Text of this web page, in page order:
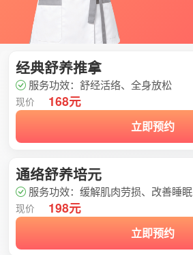
经典舒养推拿
服务功效：舒经活络、全身放松
现价 168元
立即预约
通络舒养培元
服务功效：缓解肌肉劳损、改善睡眠
现价 198元
立即预约